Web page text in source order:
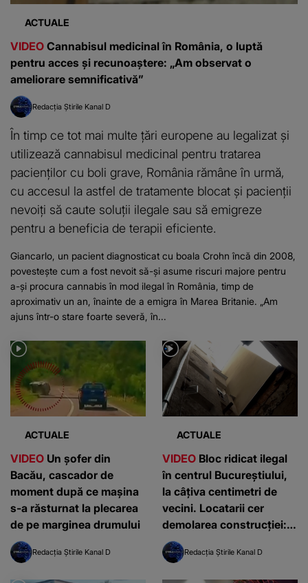
ACTUALE
VIDEO Cannabisul medicinal în România, o luptă
pentru acces și recunoaștere: „Am observat o
ameliorare semnificativă”
Redacția Știrile Kanal D
În timp ce tot mai multe țări europene au legalizat și
utilizează cannabisul medicinal pentru tratarea
pacienților cu boli grave, România rămâne în urmă,
cu accesul la astfel de tratamente blocat și pacienții
nevoiți să caute soluții ilegale sau să emigreze
pentru a beneficia de terapii eficiente.
Giancarlo, un pacient diagnosticat cu boala Crohn încă din 2008,
povestește cum a fost nevoit să-și asume riscuri majore pentru
a-și procura cannabis în mod ilegal în România, timp de
aproximativ un an, înainte de a emigra în Marea Britanie. „Am
ajuns într-o stare foarte severă, în...
ACTUALE
VIDEO Un șofer din
Bacău, cascador de
moment după ce mașina
s-a răsturnat la plecarea
de pe marginea drumului
Redacția Știrile Kanal D
ACTUALE
VIDEO Bloc ridicat ilegal
în centrul Bucureștiului,
la câțiva centimetri de
vecini. Locatarii cer
demolarea construcției:
”Este de penal”
Redacția Știrile Kanal D